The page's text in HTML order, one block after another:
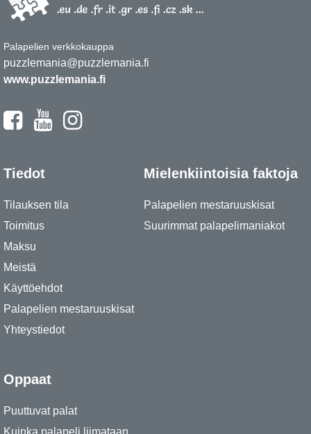
Palapelien verkkokauppa
puzzlemania@puzzlemania.fi
www.puzzlemania.fi
Tiedot
Tilauksen tila
Toimitus
Maksu
Meistä
Käyttöehdot
Palapelien mestaruuskisat
Yhteystiedot
Mielenkiintoisia faktoja
Palapelien mestaruuskisat
Suurimmat palapelimaniakot
Oppaat
Puuttuvat palat
Kuinka palapeli liimataan